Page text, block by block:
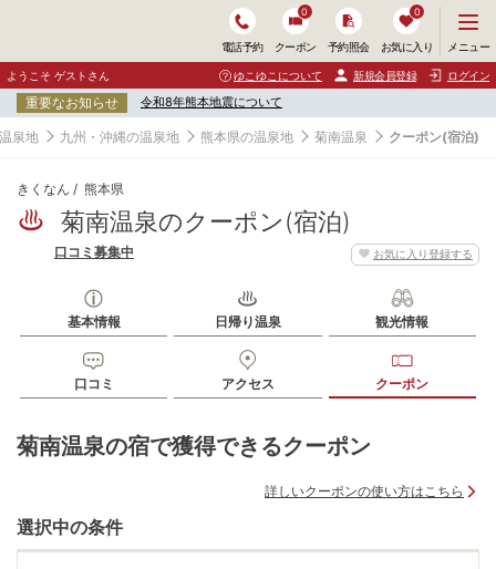
電話予約 クーポン
0
予約照会 お気に入り
0
ニ
ュ
ー
開
く
メニュー
ようこそ ゲストさん ゆこゆこについて 新規会員登録 ログイン
重要なお知らせ 令和8年熊本地震について
泉地 九州・沖縄の温泉地 熊本県の温泉地 菊南温泉 クーポン(宿泊)
きくなん 熊本県
菊南温泉のクーポン(宿泊)
お気に入り登録する
口コミ募集中
基本情報 日帰り温泉 観光情報
口コミ アクセス クーポン
菊南温泉の宿で獲得できるクーポン
詳しいクーポンの使い方はこちら
選択中の条件